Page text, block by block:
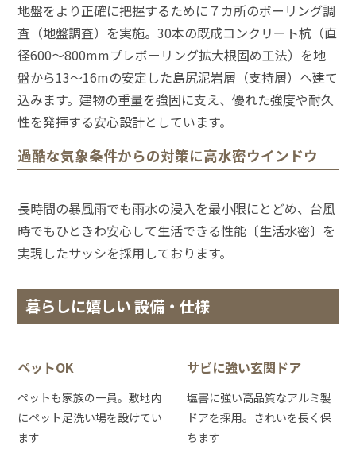
地盤をより正確に把握するために７カ所のボーリング調
査（地盤調査）を実施。30本の既成コンクリート杭（直
径600〜800mmプレボーリング拡大根固め工法）を地
盤から13〜16mの安定した島尻泥岩層（支持層）へ建て
込みます。建物の重量を強固に支え、優れた強度や耐久
性を発揮する安心設計としています。
過酷な気象条件からの対策に高水密ウインドウ
長時間の暴風雨でも雨水の浸入を最小限にとどめ、台風
時でもひときわ安心して生活できる性能〔生活水密〕を
実現したサッシを採用しております。
暮らしに嬉しい 設備・仕様
ペットOK
ペットも家族の一員。敷地内
にペット足洗い場を設けてい
ます
サビに強い玄関ドア
塩害に強い高品質なアルミ製
ドアを採用。きれいを長く保
ちます